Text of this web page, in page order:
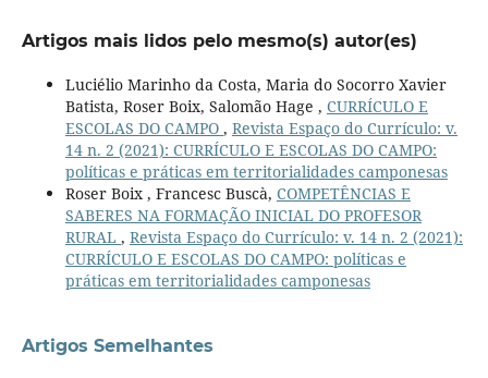
Artigos mais lidos pelo mesmo(s) autor(es)
Luciélio Marinho da Costa, Maria do Socorro Xavier
Batista, Roser Boix, Salomão Hage , CURRÍCULO E
ESCOLAS DO CAMPO , Revista Espaço do Currículo: v.
14 n. 2 (2021): CURRÍCULO E ESCOLAS DO CAMPO:
políticas e práticas em territorialidades camponesas
Roser Boix , Francesc Buscà, COMPETÊNCIAS E
SABERES NA FORMAÇÃO INICIAL DO PROFESOR
RURAL , Revista Espaço do Currículo: v. 14 n. 2 (2021):
CURRÍCULO E ESCOLAS DO CAMPO: políticas e
práticas em territorialidades camponesas
Artigos Semelhantes